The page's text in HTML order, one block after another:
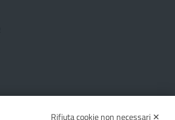
Rifiuta cookie non necessari ✕